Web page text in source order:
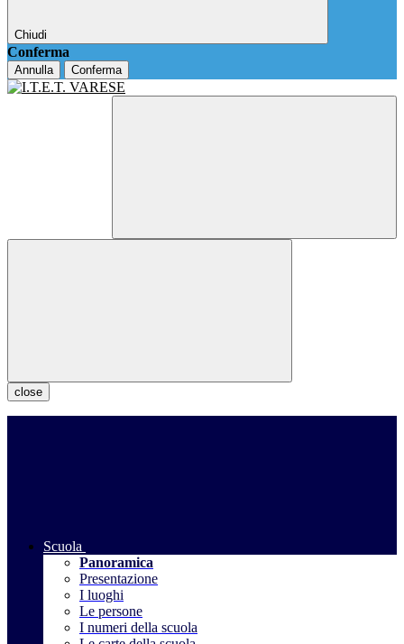
Chiudi
Conferma
Annulla Conferma
close
Scuola
Panoramica
Presentazione
I luoghi
Le persone
I numeri della scuola